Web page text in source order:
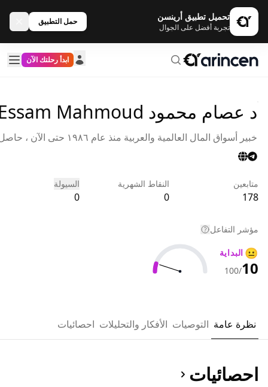
تحميل تطبيق أرينسن
تجربة أفضل على الجوال
حمل التطبيق
ابدأ رحلتك الآن
د عصام محمود Essam Mahmoud
خبير أسواق المال العالمية والعربية منذ عام ١٩٨٦ حتى الآن ، حاصل
بأسواق المال ، التحليل الاقتصادى للتواصل 00201025373584
متابعين
178
النقاط الشهرية
0
السيولة
0
مؤشر التفاعل
😐البداية
10
/100
نظرة عامة التوصيات الأفكار والتحليلات احصائيات
احصائيات